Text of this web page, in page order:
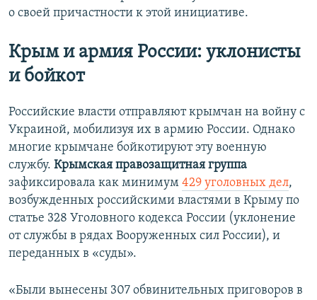
о своей причастности к этой инициативе.
Крым и армия России: уклонисты
и бойкот
Российские власти отправляют крымчан на войну с
Украиной, мобилизуя их в армию России. Однако
многие крымчане бойкотируют эту военную
службу. Крымская правозащитная группа
зафиксировала как минимум 429 уголовных дел,
возбужденных российскими властями в Крыму по
статье 328 Уголовного кодекса России (уклонение
от службы в рядах Вооруженных сил России), и
переданных в «суды».
«Были вынесены 307 обвинительных приговоров в